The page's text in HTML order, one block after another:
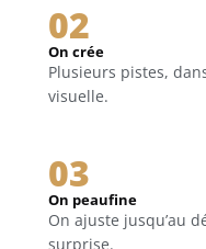
02
On crée
Plusieurs pistes,
visuelle.
03
On peaufine
On ajuste jusqu’au
surprise.